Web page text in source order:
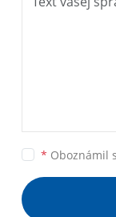
* Oboznámil